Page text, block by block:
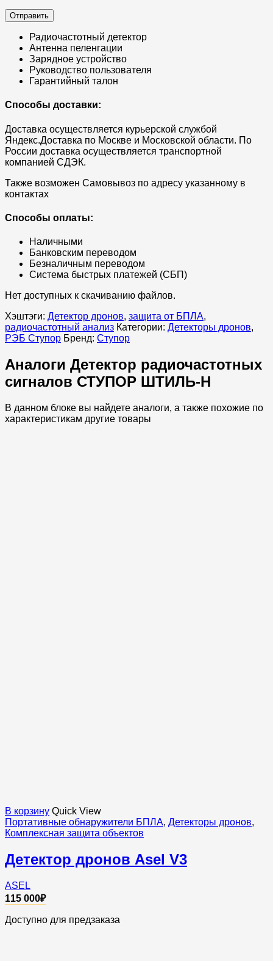
Радиочастотный детектор
Антенна пеленгации
Зарядное устройство
Руководство пользователя
Гарантийный талон
Способы доставки:
Доставка осуществляется курьерской службой
Яндекс.Доставка по Москве и Московской области. По
России доставка осуществляется транспортной
компанией СДЭК.
Также возможен Самовывоз по адресу указанному в
контактах
Способы оплаты:
Наличными
Банковским переводом
Безналичным переводом
Система быстрых платежей (СБП)
Нет доступных к скачиванию файлов.
Хэштэги: Детектор дронов, защита от БПЛА,
радиочастотный анализ Категории: Детекторы дронов,
РЭБ Ступор Бренд: Ступор
Аналоги Детектор радиочастотных
сигналов СТУПОР ШТИЛЬ-Н
В данном блоке вы найдете аналоги, а также похожие по
характеристикам другие товары
В корзину Quick View
Портативные обнаружители БПЛА, Детекторы дронов,
Комплексная защита объектов
Детектор дронов Asel V3
ASEL
115 000₽
Доступно для предзаказа